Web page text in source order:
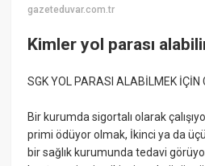
gazeteduvar.com.tr
Kimler yol parası
SGK YOL PARASI ALABİLMEK İÇİN
Bir kurumda sigortalı olarak
primi ödüyor olmak, İkinci ya da
bir sağlık kurumunda tedavi